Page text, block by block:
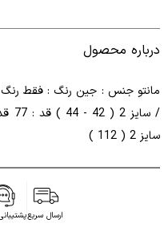
درباره محصول
سایز 2 ( 112 )
ارسال سریع